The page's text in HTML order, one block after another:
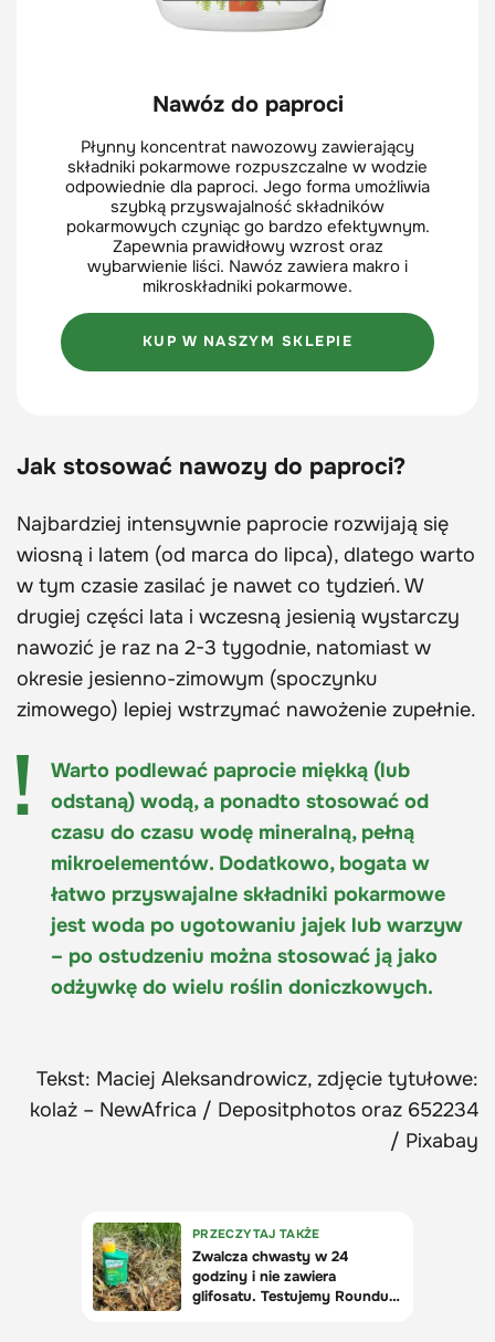
Nawóz do paproci
Płynny koncentrat nawozowy zawierający
składniki pokarmowe rozpuszczalne w wodzie
odpowiednie dla paproci. Jego forma umożliwia
szybką przyswajalność składników
pokarmowych czyniąc go bardzo efektywnym.
Zapewnia prawidłowy wzrost oraz
wybarwienie liści. Nawóz zawiera makro i
mikroskładniki pokarmowe.
KUP W NASZYM SKLEPIE
Jak stosować nawozy do paproci?
Najbardziej intensywnie paprocie rozwijają się
wiosną i latem (od marca do lipca), dlatego warto
w tym czasie zasilać je nawet co tydzień. W
drugiej części lata i wczesną jesienią wystarczy
nawozić je raz na 2-3 tygodnie, natomiast w
okresie jesienno-zimowym (spoczynku
zimowego) lepiej wstrzymać nawożenie zupełnie.
Warto podlewać paprocie miękką (lub
odstaną) wodą, a ponadto stosować od
czasu do czasu wodę mineralną, pełną
mikroelementów. Dodatkowo, bogata w
łatwo przyswajalne składniki pokarmowe
jest woda po ugotowaniu jajek lub warzyw
– po ostudzeniu można stosować ją jako
odżywkę do wielu roślin doniczkowych.
Tekst: Maciej Aleksandrowicz, zdjęcie tytułowe:
kolaż – NewAfrica / Depositphotos oraz 652234
/ Pixabay